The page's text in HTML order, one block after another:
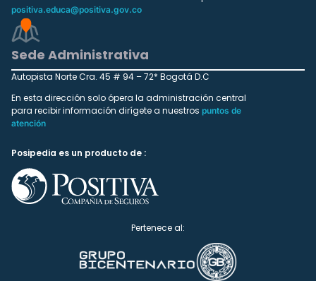
positiva.educa@positiva.gov.co
Sede Administrativa
Autopista Norte Cra. 45 # 94 – 72* Bogotá D.C
En esta dirección solo ópera la administración central
para recibir información dirígete a nuestros puntos de
atención
Posipedia es un producto de :
Pertenece al: